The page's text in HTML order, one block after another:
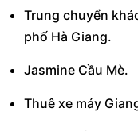
Trung chuyển
phố Hà Giang.
Jasmine Cầu Mè.
Thuê xe máy